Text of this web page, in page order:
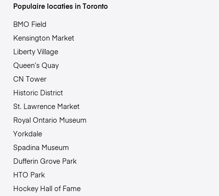
Populaire locaties in Toronto
BMO Field
Kensington Market
Liberty Village
Queen’s Quay
CN Tower
Historic District
St. Lawrence Market
Royal Ontario Museum
Yorkdale
Spadina Museum
Dufferin Grove Park
HTO Park
Hockey Hall of Fame